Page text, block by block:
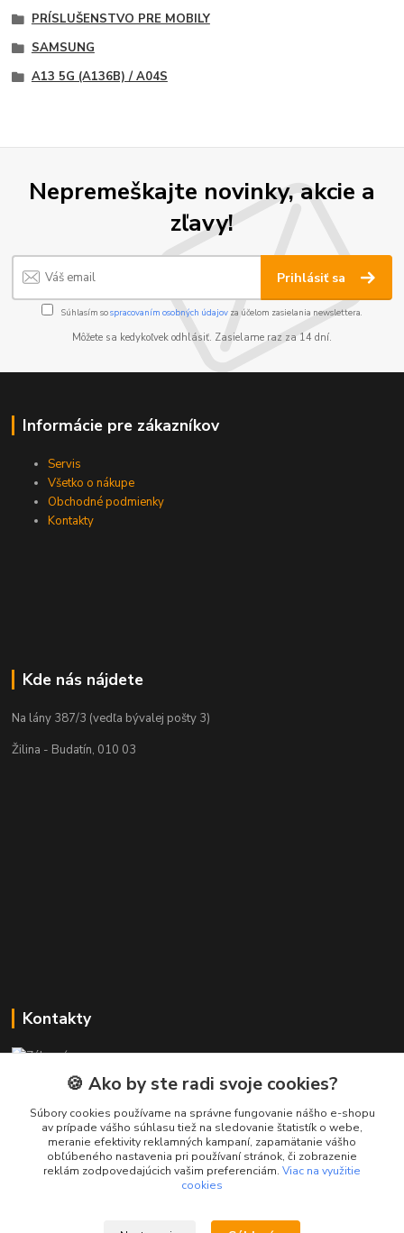
PRÍSLUŠENSTVO PRE MOBILY
SAMSUNG
A13 5G (A136B) / A04S
Nepremeškajte novinky, akcie a
zľavy!
Prihlásiť sa
Súhlasím sospracovaním osobných údajov za účelom zasielania newslettera.
Môžete sa kedykoľvek odhlásiť. Zasielame raz za 14 dní.
Informácie pre zákazníkov
Servis
Všetko o nákupe
Obchodné podmienky
Kontakty
Kde nás nájdete
Na lány 387/3 (vedľa bývalej pošty 3)
Žilina - Budatín, 010 03
Kontakty
+421 911 010 560
Po-Pia, 13-17 hod.
info@presmartfon.sk
🍪 Ako by ste radi svoje cookies?
Súbory cookies používame na správne fungovanie nášho e-shopu
av prípade vášho súhlasu tiež na sledovanie štatistík o webe,
meranie efektivity reklamných kampaní, zapamätanie vášho
obľúbeného nastavenia pri používaní stránok, či zobrazenie
reklám zodpovedajúcich vašim preferenciám. Viac na využitie
cookies